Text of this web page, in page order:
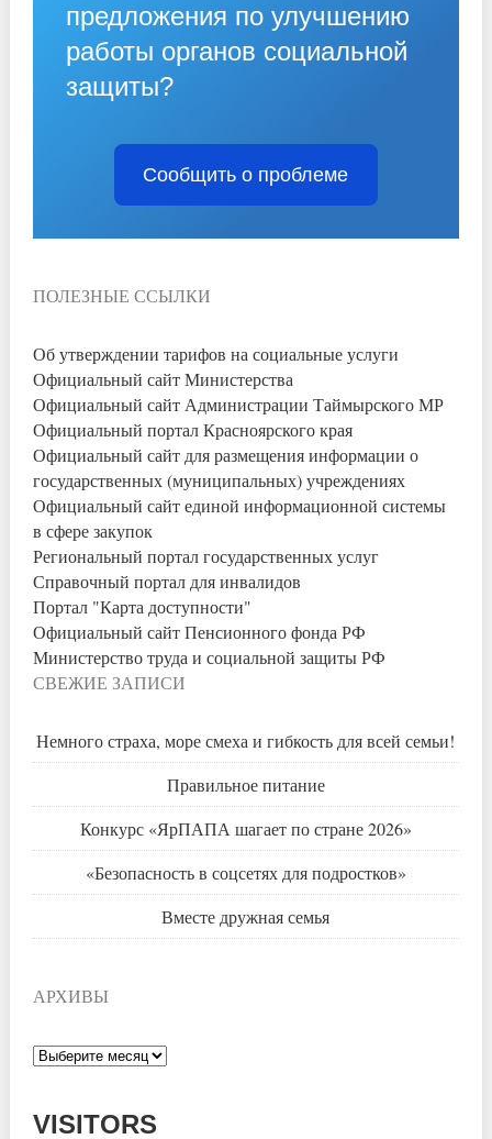
предложения по улучшению
работы органов социальной
защиты?
Сообщить о проблеме
ПОЛЕЗНЫЕ ССЫЛКИ
Об утверждении тарифов на социальные услуги
Официальный сайт Министерства
Официальный сайт Администрации Таймырского МР
Официальный портал Красноярского края
Официальный сайт для размещения информации о
государственных (муниципальных) учреждениях
Официальный сайт единой информационной системы
в сфере закупок
Региональный портал государственных услуг
Справочный портал для инвалидов
Портал "Карта доступности"
Официальный сайт Пенсионного фонда РФ
Министерство труда и социальной защиты РФ
СВЕЖИЕ ЗАПИСИ
Немного страха, море смеха и гибкость для всей семьи!
Правильное питание
Конкурс «ЯрПАПА шагает по стране 2026»
«Безопасность в соцсетях для подростков»
Вместе дружная семья
АРХИВЫ
Архивы
VISITORS